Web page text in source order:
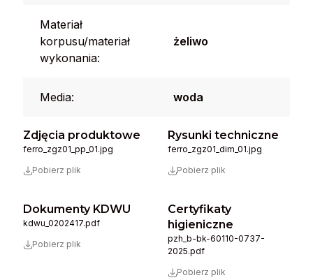
Materiał
korpusu/materiał
wykonania:
żeliwo
Media: woda
Zdjęcia produktowe
ferro_zgz01_pp_01.jpg
Pobierz plik
Rysunki techniczne
ferro_zgz01_dim_01.jpg
Pobierz plik
Dokumenty KDWU
kdwu_0202417.pdf
Pobierz plik
Certyfikaty
higieniczne
pzh_b-bk-60110-0737-
2025.pdf
Pobierz plik